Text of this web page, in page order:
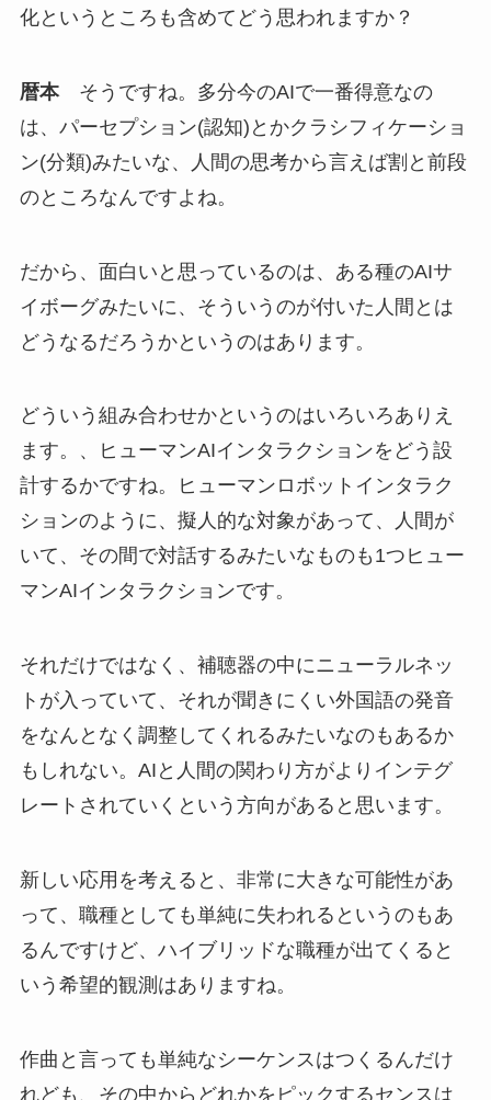
化というところも含めてどう思われますか？
暦本そうですね。多分今のAIで一番得意なの
は、パーセプション(認知)とかクラシフィケーショ
ン(分類)みたいな、人間の思考から言えば割と前段
のところなんですよね。
だから、面白いと思っているのは、ある種のAIサ
イボーグみたいに、そういうのが付いた人間とは
どうなるだろうかというのはあります。
どういう組み合わせかというのはいろいろありえ
ます。、ヒューマンAIインタラクションをどう設
計するかですね。ヒューマンロボットインタラク
ションのように、擬人的な対象があって、人間が
いて、その間で対話するみたいなものも1つヒュー
マンAIインタラクションです。
それだけではなく、補聴器の中にニューラルネッ
トが入っていて、それが聞きにくい外国語の発音
をなんとなく調整してくれるみたいなのもあるか
もしれない。AIと人間の関わり方がよりインテグ
レートされていくという方向があると思います。
新しい応用を考えると、非常に大きな可能性があ
って、職種としても単純に失われるというのもあ
るんですけど、ハイブリッドな職種が出てくると
いう希望的観測はありますね。
作曲と言っても単純なシーケンスはつくるんだけ
れども、その中からどれかをピックするセンスは